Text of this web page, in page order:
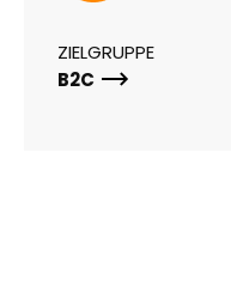
ZIELGRUPPE
B2C